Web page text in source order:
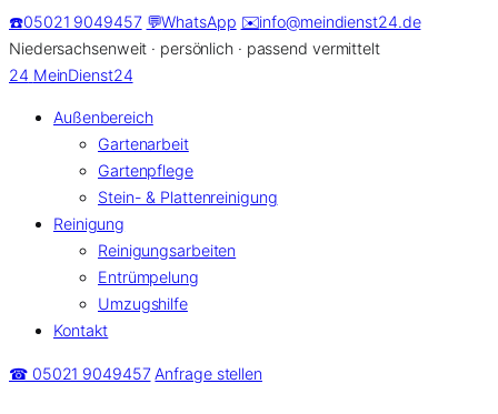
Zum
Inhalt
springen
☎️05021 9049457 💬WhatsApp ✉️info@meindienst24.de
Niedersachsenweit · persönlich · passend vermittelt
24 MeinDienst24
Außenbereich
Gartenarbeit
Gartenpflege
Stein- & Plattenreinigung
Reinigung
Reinigungsarbeiten
Entrümpelung
Umzugshilfe
Kontakt
☎ 05021 9049457 Anfrage stellen